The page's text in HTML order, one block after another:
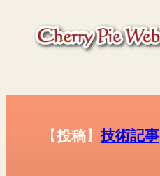
ッ
【投稿】技術記事